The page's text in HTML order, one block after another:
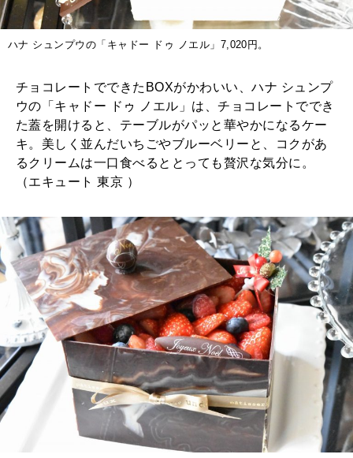
ハナ シュンプウの「キャドー ドゥ ノエル」7,020円。
チョコレートでできたBOXがかわいい、ハナ シュンプ
ウの「キャドー ドゥ ノエル」は、チョコレートででき
た蓋を開けると、テーブルがパッと華やかになるケー
キ。美しく並んだいちごやブルーベリーと、コクがあ
るクリームは一口食べるととっても贅沢な気分に。
（エキュート 東京 ）